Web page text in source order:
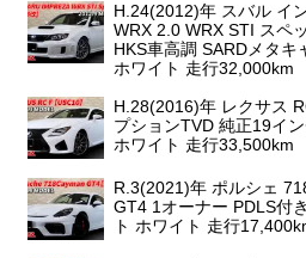
H.24(2012)年 スバル イ
WRX 2.0 WRX STI スペ
HKS車高調 SARDメタキ
ホワイト 走行32,000km
H.28(2016)年 レクサス
プションTVD 純正19イ
ホワイト 走行33,500km
R.3(2021)年 ポルシェ
GT4 1オーナー PDLS付
ト ホワイト 走行